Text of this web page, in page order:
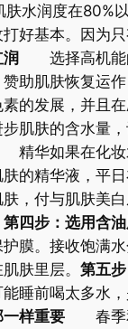
肤水润度在
好基本。因为
润 选择高机能
助肌肤恢复运
发展，并且在
肌肤的含水量
华如果在化妆
的精华液，平
付与肌肤美白
第四步：选用含
膜。接收饱满
肤里层。 第五
睡前喝太多水
样重要 春季和